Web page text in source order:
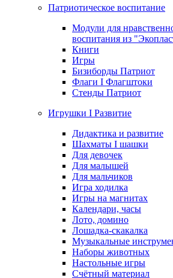
Патриотическое воспитание
Модули для
воспитания из
Книги
Игры
Бизиборды Патриот
Флаги I Флагштоки
Стенды Патриот
Игрушки I Развитие
Дидактика и развитие
Шахматы I шашки
Для девочек
Для малышей
Для мальчиков
Игра ходилка
Игры на магнитах
Календари, часы
Лото, домино
Лошадка-скакалка
Музыкальные
Наборы животных
Настольные игры
Счётный материал